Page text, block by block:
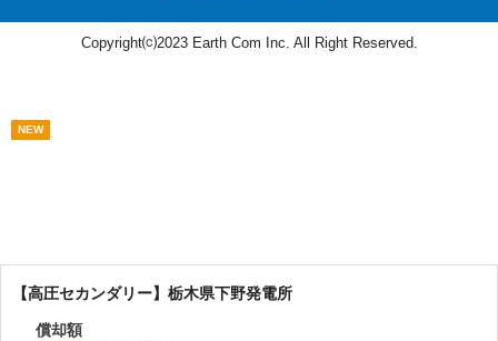
Copyright⒞2023 Earth Com Inc. All Right Reserved.
NEW
【高圧セカンダリー】栃木県下野発電所
償却額